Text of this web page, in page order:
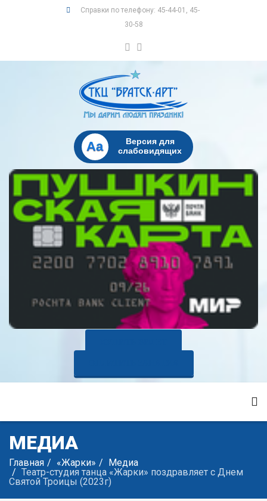
Справки по телефону: 45-44-01, 45-
30-58
Aa
Версия для
слабовидящих
МЕДИА
Главная «Жарки»
Медиа
Театр-студия танца «Жарки» поздравляет с Днем
Святой Троицы (2023г)